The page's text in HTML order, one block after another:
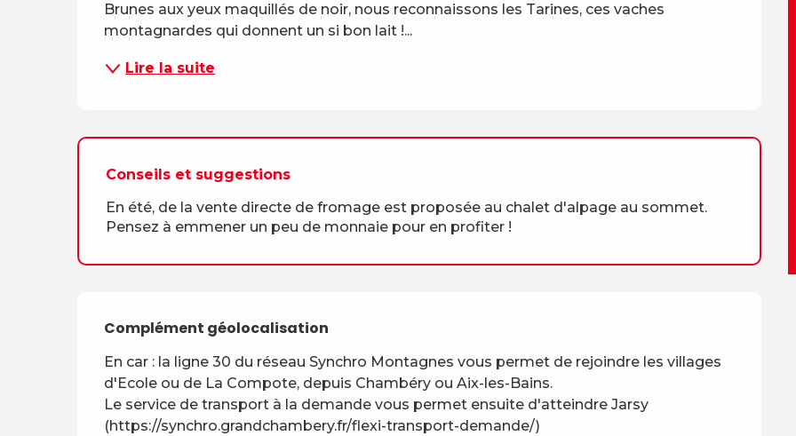
Brunes aux yeux maquillés de noir, nous reconnaissons les Tarines, ces vaches
montagnardes qui donnent un si bon lait !...
Lire la suite
Conseils et suggestions
En été, de la vente directe de fromage est proposée au chalet d'alpage au sommet.
Pensez à emmener un peu de monnaie pour en profiter !
Complément géolocalisation
Complément géolocalisation
En car : la ligne 30 du réseau Synchro Montagnes vous permet de rejoindre les villages
d'Ecole ou de La Compote, depuis Chambéry ou Aix-les-Bains.
Le service de transport à la demande vous permet ensuite d'atteindre Jarsy
(https://synchro.grandchambery.fr/flexi-transport-demande/)